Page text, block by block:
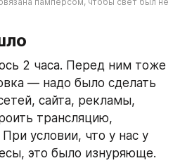
2 часа. Перед ним тоже
— надо было сделать
сайта, рекламы,
трансляцию,
условии, что у нас у
это было изнуряюще.